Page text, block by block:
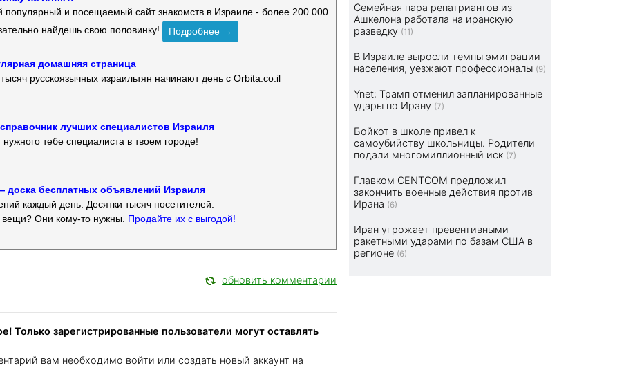
и посещаемый сайт знакомств в Израиле - более 200 000
найдешь свою половинку!
Подробнее →
домашняя страница
русскоязычных израильтян начинают день с Orbita.co.il
лучших специалистов Израиля
тебе специалиста в твоем городе!
доска бесплатных объявлений Израиля
каждый день. Десятки тысяч посетителей.
Они кому-то нужны. Продайте их с выгодой!
обновить комментарии
Только зарегистрированные пользователи могут оставлять
вам необходимо войти или создать новый аккаунт на
Семейная пара репатриантов из
Ашкелона работала на иранскую
разведку (11)
В Израиле выросли темпы эмиграции
населения, уезжают профессионалы (9)
Ynet: Трамп отменил запланированные
удары по Ирану (7)
Бойкот в школе привел к
самоубийству школьницы. Родители
подали многомиллионный иск (7)
Главком CENTCOM предложил
закончить военные действия против
Ирана (6)
Иран угрожает превентивными
ракетными ударами по базам США в
регионе (6)